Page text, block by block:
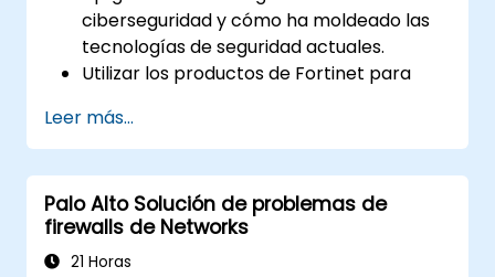
ciberseguridad y cómo ha moldeado las
tecnologías de seguridad actuales.
Utilizar los productos de Fortinet para
amenazas y ataques cibernéticos.
Comprender las capacidades de
integración y automatización de las
soluciones de Fortinet para ofrecer una
respuesta coordinada ante incidentes
cibernéticos.
Leer más...
Palo Alto Solución de problemas de
firewalls de Networks
21 Horas